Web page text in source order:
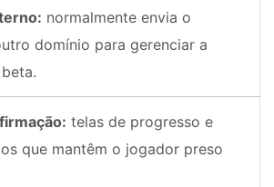
normalmente envia o
domínio para gerenciar a
telas de progresso e
que mantêm o jogador preso